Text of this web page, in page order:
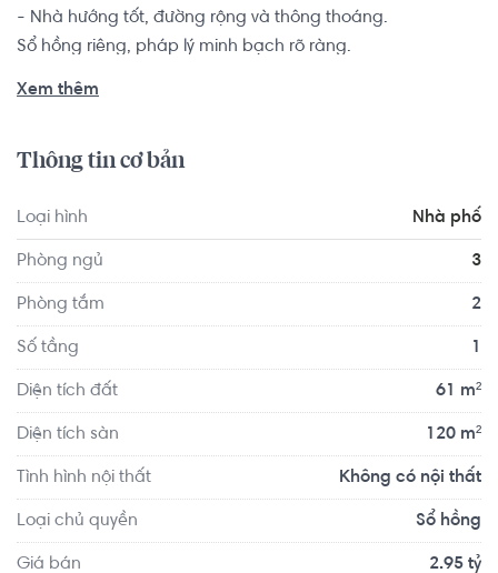
- Nhà hướng tốt, đường rộng và thông thoáng.
Sổ hồng riêng, pháp lý minh bạch rõ ràng.
quận như: Bình thạnh và Gò vấp chỉ 5 phút, Hướng Quận
cư sầm uất, nhiều tiện ích: chợ Hiệp Bình Chánh, các
hàng quán ăn, mang lại cuộc sống tiện nghi cho cá nhân
Xem thêm
Thông tin cơ bản
Loại hình Nhà phố
Phòng ngủ 3
Phòng tắm 2
Số tầng 1
Diện tích đất 61 m²
Diện tích sàn 120 m²
Tình hình nội thất Không có nội thất
Loại chủ quyền Sổ hồng
Giá bán 2.95 tỷ